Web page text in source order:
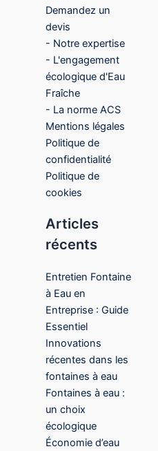
Demandez un
devis
- Notre expertise
- L'engagement
écologique d'Eau
Fraîche
- La norme ACS
Mentions légales
Politique de
confidentialité
Politique de
cookies
Articles
récents
Entretien Fontaine
à Eau en
Entreprise : Guide
Essentiel
Innovations
récentes dans les
fontaines à eau
Fontaines à eau :
un choix
écologique
Économie d’eau